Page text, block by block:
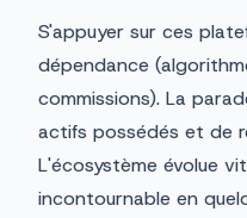
S'appuyer sur ces
dépendance
commissions). La
actifs possédés et de
L'écosystème évolue
incontournable en